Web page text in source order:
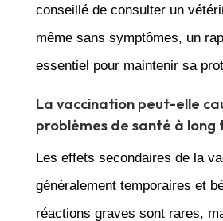
conseillé de consulter un
même sans symptômes, un
essentiel pour maintenir sa
La vaccination peut-elle
problèmes de santé à long
Les effets secondaires de la
généralement temporaires et
réactions graves sont rares,